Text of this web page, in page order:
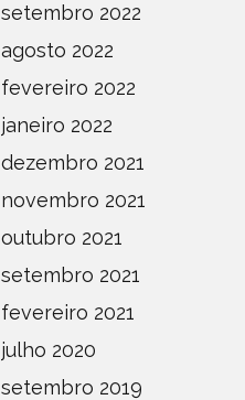
setembro 2022
agosto 2022
fevereiro 2022
janeiro 2022
dezembro 2021
novembro 2021
outubro 2021
setembro 2021
fevereiro 2021
julho 2020
setembro 2019